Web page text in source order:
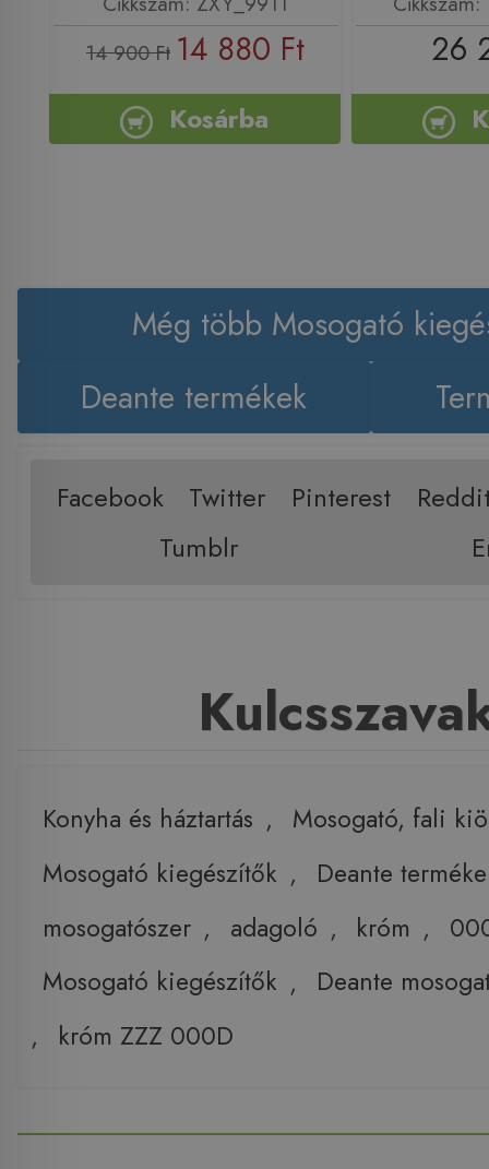
14 900 Ft 14 880 Ft
Kosárba
26
Még több Mosogató
Deante termékek
Facebook Twitter Pinterest
Tumblr
Konyha és háztartás ,
Mosogató, fali
Mosogató kiegészítők ,
Deante
mosogatószer , adagoló , króm ,
Mosogató kiegészítők ,
Deante
,
króm ZZZ 000D